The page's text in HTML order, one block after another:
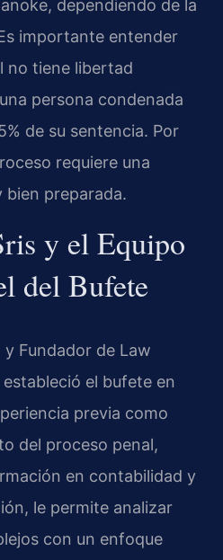
dependiendo de la
importante entender
no tiene libertad
persona condenada
de su sentencia. Por
requiere una
bien preparada.
y el Equipo
del Bufete
y Fundador de Law
estableció el bufete en
previa como
del proceso penal,
en contabilidad y
le permite analizar
con un enfoque